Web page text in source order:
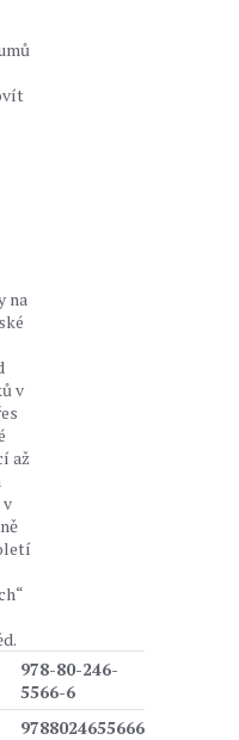
na
v
až
v
978-80-246-
5566-6
9788024655666